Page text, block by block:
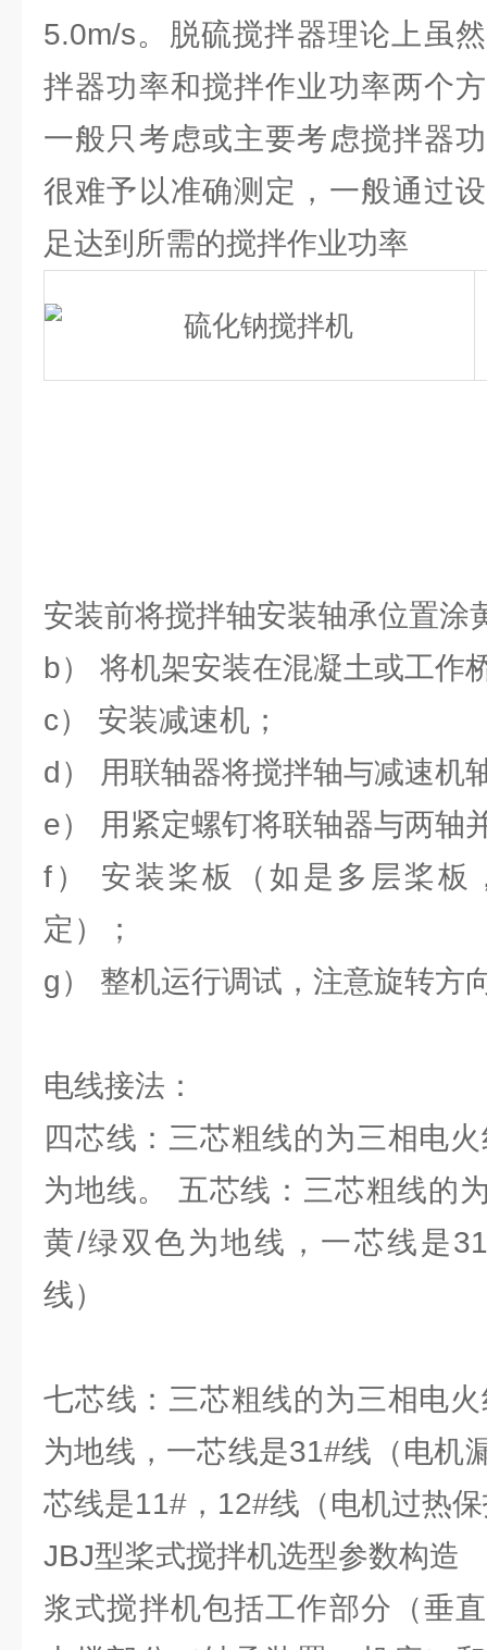
5.0m/s。脱硫搅拌器理论上虽
拌器功率和搅拌作业功率两个
一般只考虑或主要考虑搅拌器
很难予以准确测定，一般通过
足达到所需的搅拌作业功率
安装前将搅拌轴安装轴承位置涂
b） 将机架安装在混凝土或工作
c） 安装减速机；
d） 用联轴器将搅拌轴与减速机
e） 用紧定螺钉将联轴器与两轴
f） 安装桨板（如是多层桨板
定）；
g） 整机运行调试，注意旋转方
电线接法：
四芯线：三芯粗线的为三相电
为地线。 五芯线：三芯粗线的
黄/绿双色为地线，一芯线是
线）
七芯线：三芯粗线的为三相电
为地线，一芯线是31#线（电机
芯线是11#，12#线（电机过热
JBJ型桨式搅拌机选型参数构造
浆式搅拌机包括工作部分（垂